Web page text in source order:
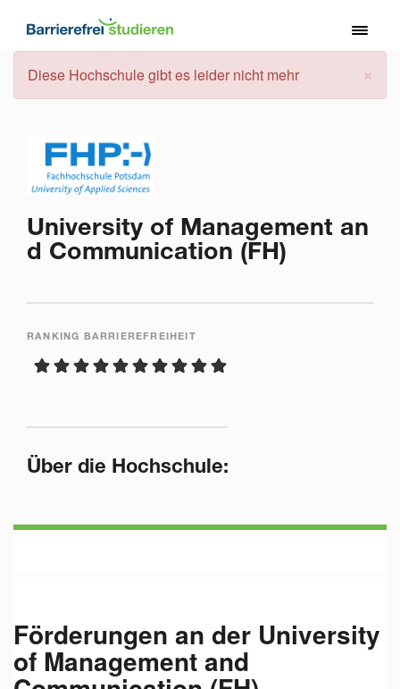
Inhalt
×
Fehlermeldung
Diese Hochschule gibt es leider nicht mehr
University of Management an
d Communication (FH)
RANKING BARRIEREFREIHEIT
Über die Hochschule:
Förderungen an der University
of Management and